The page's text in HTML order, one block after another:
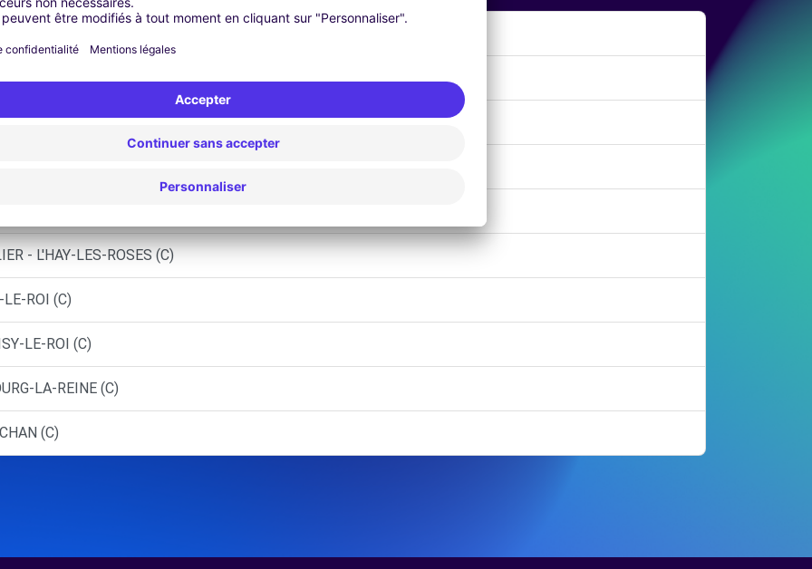
- L'HAY-LES-ROSES (C)
ROI (C)
LE-ROI (C)
LA-REINE (C)
(C)